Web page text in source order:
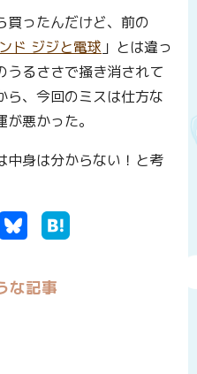
買ったんだけど、前の
ド ジジと電球 」とは違っ
うるささで掻き消されて
ら、今回のミスは仕方な
悪かった。
中身は分からない！と考
Bluesky
な記事